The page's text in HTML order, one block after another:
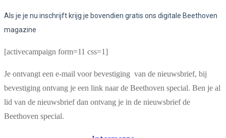
Als je je nu inschrijft krijg je bovendien gratis ons digitale Beethoven
magazine
[activecampaign form=11 css=1]
Je ontvangt een e-mail voor bevestiging van de nieuwsbrief, bij
bevestiging ontvang je een link naar de Beethoven special. Ben je al
lid van de nieuwsbrief dan ontvang je in de nieuwsbrief de
Beethoven special.